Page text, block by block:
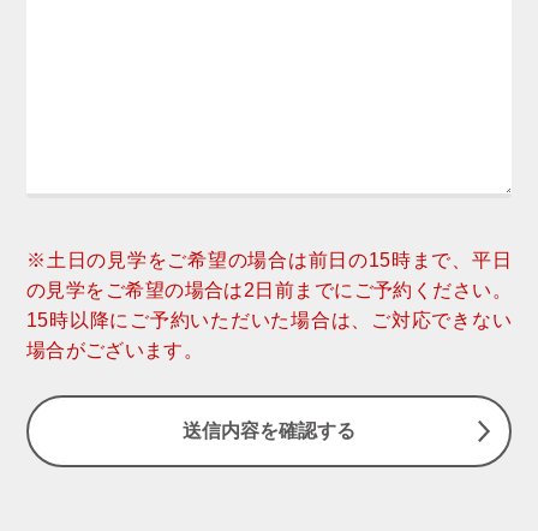
※土日の見学をご希望の場合は前日の15時まで、平日
の見学をご希望の場合は2日前までにご予約ください。
15時以降にご予約いただいた場合は、ご対応できない
場合がございます。